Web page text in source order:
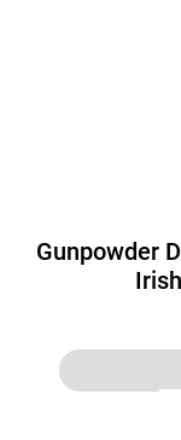
Gunpowder